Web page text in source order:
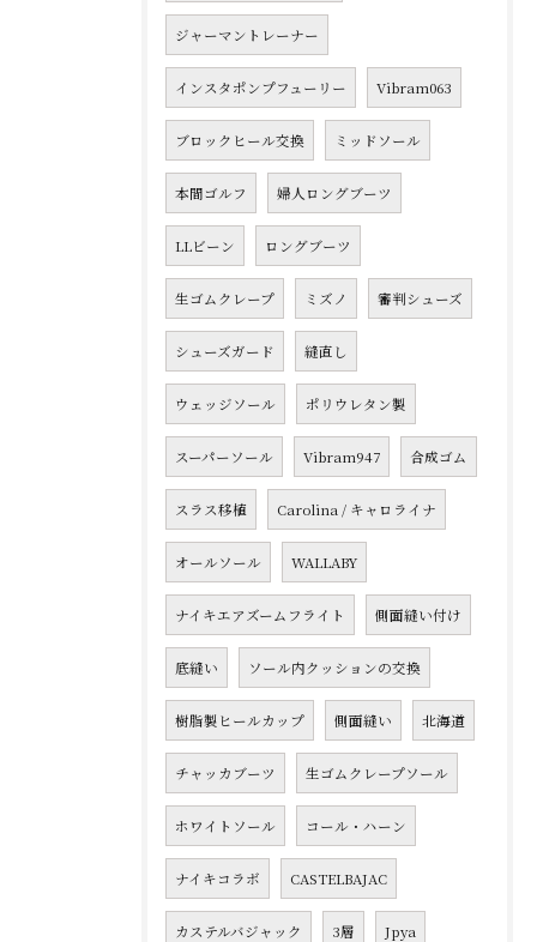
ジャーマントレーナー
インスタポンプフューリー Vibram063
ブロックヒール交換 ミッドソール
本間ゴルフ 婦人ロングブーツ
LLビーン ロングブーツ
生ゴムクレープ ミズノ 審判シューズ
シューズガード 縫直し
ウェッジソール ポリウレタン製
スーパーソール Vibram947 合成ゴム
スラス移植 Carolina / キャロライナ
オールソール WALLABY
ナイキエアズームフライト 側面縫い付け
底縫い ソール内クッションの交換
樹脂製ヒールカップ 側面縫い 北海道
チャッカブーツ 生ゴムクレープソール
ホワイトソール コール・ハーン
ナイキコラボ CASTELBAJAC
カステルバジャック 3層 Jpya